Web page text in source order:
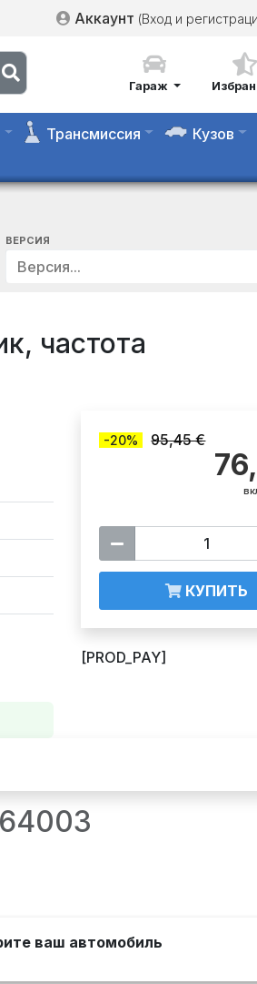
Аккаунт (Вход и
Гараж
Трансмиссия
Кузов
ВЕРСИЯ
Версия...
частота
-20% 95,45 €
КУПИТЬ
[PROD_PAY]
ваш автомобиль